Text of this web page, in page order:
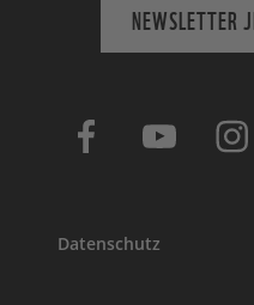
NEWSLETTER
Datenschutz